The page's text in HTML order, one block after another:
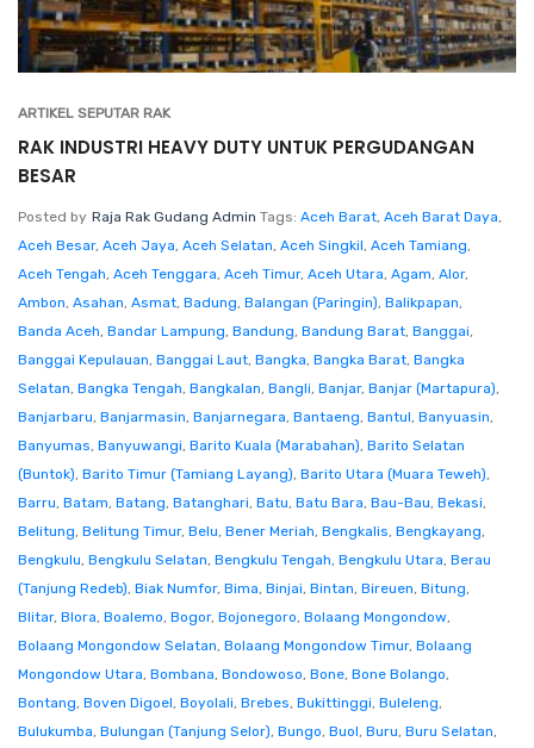
ARTIKEL SEPUTAR RAK
RAK INDUSTRI HEAVY DUTY UNTUK PERGUDANGAN
BESAR
Posted by Raja Rak Gudang Admin Tags: Aceh Barat, Aceh Barat Daya,
Aceh Besar, Aceh Jaya, Aceh Selatan, Aceh Singkil, Aceh Tamiang,
Aceh Tengah, Aceh Tenggara, Aceh Timur, Aceh Utara, Agam, Alor,
Ambon, Asahan, Asmat, Badung, Balangan (Paringin), Balikpapan,
Banda Aceh, Bandar Lampung, Bandung, Bandung Barat, Banggai,
Banggai Kepulauan, Banggai Laut, Bangka, Bangka Barat, Bangka
Selatan, Bangka Tengah, Bangkalan, Bangli, Banjar, Banjar (Martapura),
Banjarbaru, Banjarmasin, Banjarnegara, Bantaeng, Bantul, Banyuasin,
Banyumas, Banyuwangi, Barito Kuala (Marabahan), Barito Selatan
(Buntok), Barito Timur (Tamiang Layang), Barito Utara (Muara Teweh),
Barru, Batam, Batang, Batanghari, Batu, Batu Bara, Bau-Bau, Bekasi,
Belitung, Belitung Timur, Belu, Bener Meriah, Bengkalis, Bengkayang,
Bengkulu, Bengkulu Selatan, Bengkulu Tengah, Bengkulu Utara, Berau
(Tanjung Redeb), Biak Numfor, Bima, Binjai, Bintan, Bireuen, Bitung,
Blitar, Blora, Boalemo, Bogor, Bojonegoro, Bolaang Mongondow,
Bolaang Mongondow Selatan, Bolaang Mongondow Timur, Bolaang
Mongondow Utara, Bombana, Bondowoso, Bone, Bone Bolango,
Bontang, Boven Digoel, Boyolali, Brebes, Bukittinggi, Buleleng,
Bulukumba, Bulungan (Tanjung Selor), Bungo, Buol, Buru, Buru Selatan,